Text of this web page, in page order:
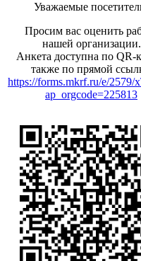
Уважаемые
Просим вас оценить
нашей организации.
Анкета доступна по QR-
также по прямой
https://forms.mkrf.ru/e/2579/
ap_orgcode=225813